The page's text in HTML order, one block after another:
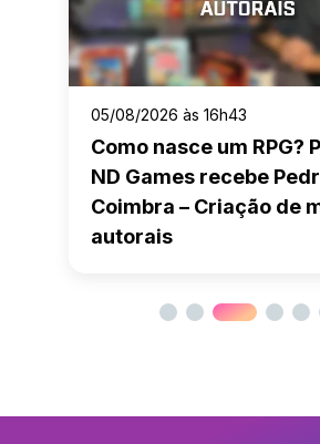
05/08/2026 às 16h43
Como nasce um RPG?
ND Games recebe
Coimbra – Criação de
autorais